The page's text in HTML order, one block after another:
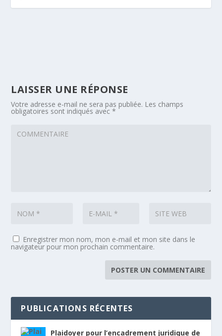
LAISSER UNE RÉPONSE
Votre adresse e-mail ne sera pas publiée. Les champs
obligatoires sont indiqués avec*
Enregistrer mon nom, mon e-mail et mon site dans le
navigateur pour mon prochain commentaire.
PUBLICATIONS RÉCENTES
Plaidoyer pour l’encadrement juridique de